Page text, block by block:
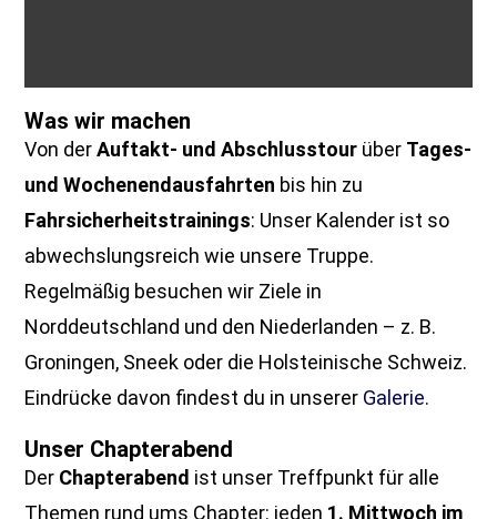
Was wir machen
Von derAuftakt- und Abschlusstour über Tages-
und Wochenendausfahrten bis hin zu
Fahrsicherheitstrainings: Unser Kalender ist so
abwechslungsreich wie unsere Truppe.
Regelmäßig besuchen wir Ziele in
Norddeutschland und den Niederlanden – z. B.
Groningen, Sneek oder die Holsteinische Schweiz.
Eindrücke davon findest du in unserer Galerie.
Unser Chapterabend
Der Chapterabend ist unser Treffpunkt für alle
Themen rund ums Chapter: jeden 1. Mittwoch im